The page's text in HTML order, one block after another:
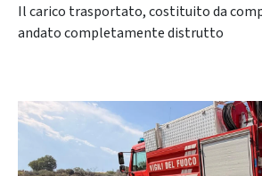
Il carico trasportato, costituito da
andato completamente distrutto